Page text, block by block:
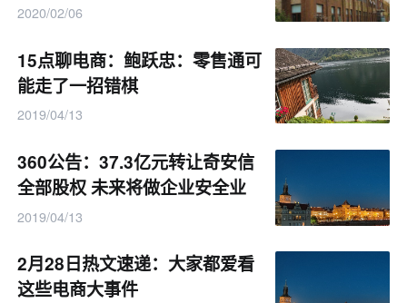
2020/02/06
15点聊电商：鲍跃忠：零售通可
能走了一招错棋
2019/04/13
360公告：37.3亿元转让奇安信
全部股权 未来将做企业安全业
务
2019/04/13
2月28日热文速递：大家都爱看
这些电商大事件